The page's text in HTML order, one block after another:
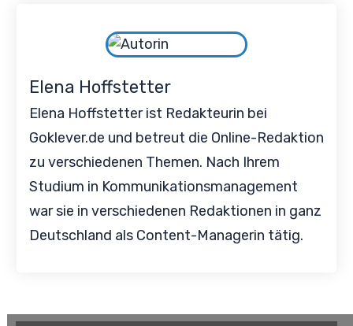
Elena Hoffstetter
Elena Hoffstetter ist Redakteurin bei
Goklever.de und betreut die Online-Redaktion
zu verschiedenen Themen. Nach Ihrem
Studium in Kommunikationsmanagement
war sie in verschiedenen Redaktionen in ganz
Deutschland als Content-Managerin tätig.